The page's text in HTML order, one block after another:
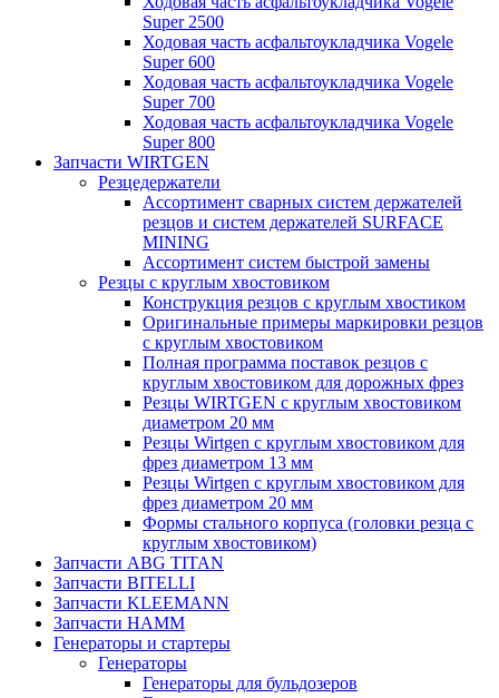
Super 2500
Ходовая часть асфальтоукладчика Vogele
Super 600
Ходовая часть асфальтоукладчика Vogele
Super 700
Ходовая часть асфальтоукладчика Vogele
Super 800
Запчасти WIRTGEN
Резцедержатели
Ассортимент сварных систем держателей
резцов и систем держателей SURFACE
MINING
Ассортимент систем быстрой замены
Резцы с круглым хвостовиком
Конструкция резцов с круглым хвостиком
Оригинальные примеры маркировки резцов
с круглым хвостовиком
Полная программа поставок резцов с
круглым хвостовиком для дорожных фрез
Резцы WIRTGEN с круглым хвостовиком
диаметром 20 мм
Резцы Wirtgen с круглым хвостовиком для
фрез диаметром 13 мм
Резцы Wirtgen с круглым хвостовиком для
фрез диаметром 20 мм
Формы стального корпуса (головки резца с
круглым хвостовиком)
Запчасти ABG TITAN
Запчасти BITELLI
Запчасти KLEEMANN
Запчасти HAMM
Генераторы и стартеры
Генераторы
Генераторы для бульдозеров